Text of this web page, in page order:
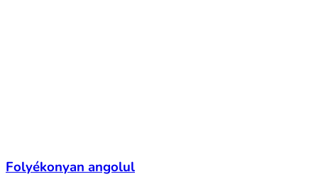
Folyékonyan angolul